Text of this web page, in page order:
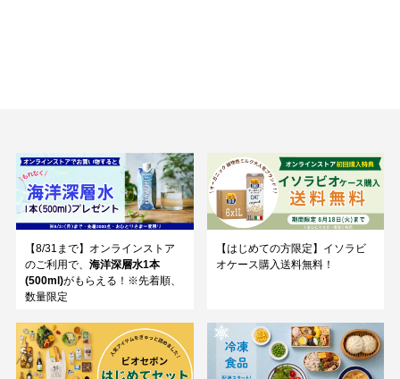
【8/31まで】オンラインストア
のご利用で、 海洋深層水1本
(500ml)がもらえる！※先着順、
数量限定
【はじめての方限定】イソラビ
オケース購入送料無料！